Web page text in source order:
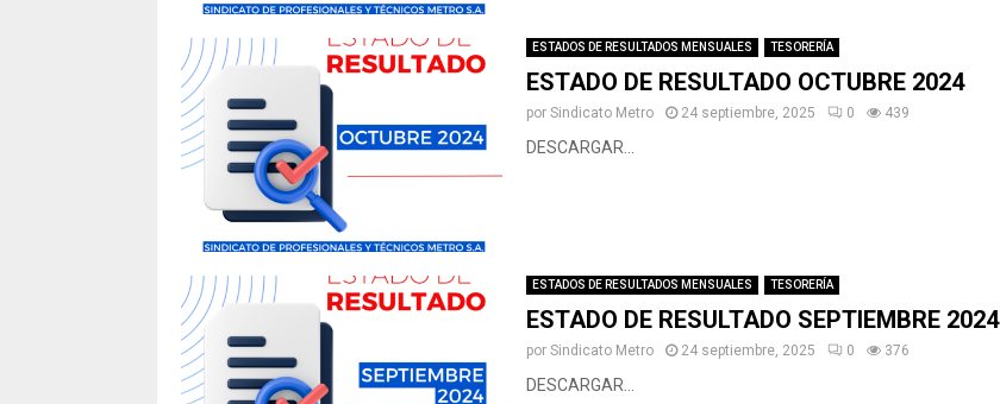
ESTADOS DE RESULTADOS MENSUALES TESORERÍA
ESTADO DE RESULTADO OCTUBRE 2024
por Sindicato Metro 24 septiembre, 2025 0 439
DESCARGAR...
ESTADOS DE RESULTADOS MENSUALES TESORERÍA
ESTADO DE RESULTADO SEPTIEMBRE 2024
por Sindicato Metro 24 septiembre, 2025 0 376
DESCARGAR...